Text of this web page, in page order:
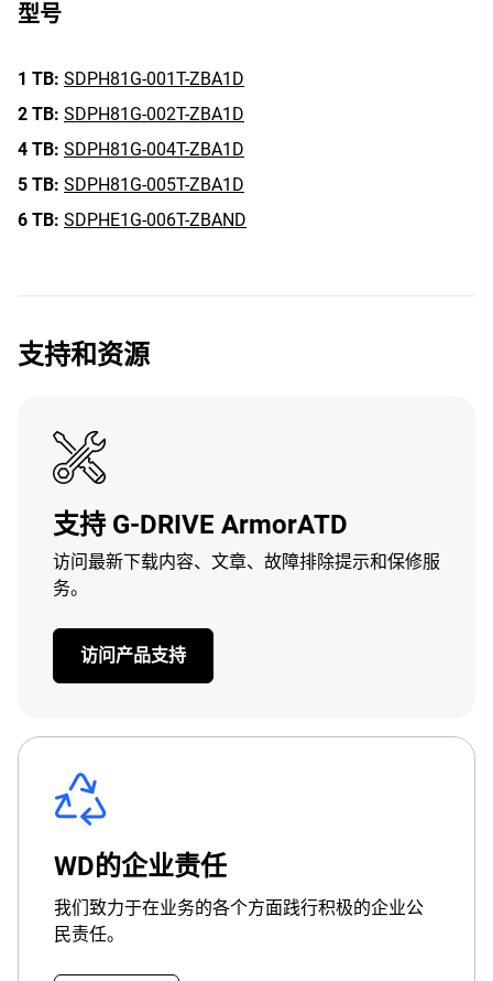
型号
1 TB: SDPH81G-001T-ZBA1D
2 TB: SDPH81G-002T-ZBA1D
4 TB: SDPH81G-004T-ZBA1D
5 TB: SDPH81G-005T-ZBA1D
6 TB: SDPHE1G-006T-ZBAND
支持和资源
支持 G-DRIVE ArmorATD
访问最新下载内容、文章、故障排除提示和保修服
务。
访问产品支持
WD的企业责任
我们致力于在业务的各个方面践行积极的企业公
民责任。